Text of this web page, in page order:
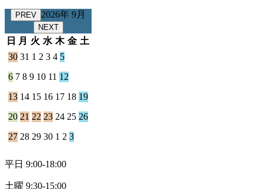
PREV 2026年 9月
NEXT
日 月 火 水 木 金 土
30 31 1 2 3 4 5
6 7 8 9 10 11 12
13 14 15 16 17 18 19
20 21 22 23 24 25 26
27 28 29 30 1 2 3
平日 9:00-18:00
土曜 9:30-15:00